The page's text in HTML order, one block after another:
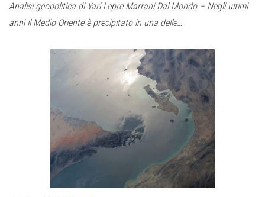
Analisi geopolitica di Yari Lepre Marrani Dal Mondo – Negli ultimi
anni il Medio Oriente è precipitato in una delle…